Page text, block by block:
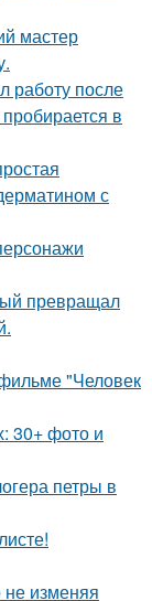
мастер
работу после
в
с
превращал
"Человек
30+ фото и
петры в
изменяя